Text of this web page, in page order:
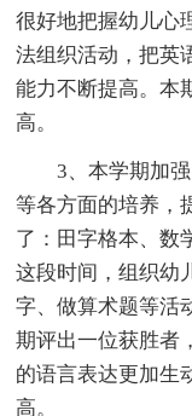
很好地把握幼儿心
法组织活动，把英
能力不断提高。本
高。
3、本学期加强
等各方面的培养，
了：田字格本、数
这段时间，组织幼
字、做算术题等活
期评出一位获胜者
的语言表达更加生
高。